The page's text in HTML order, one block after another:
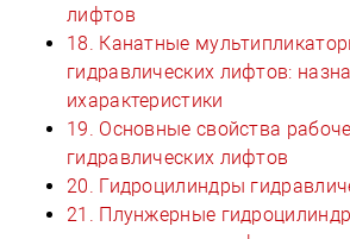
лифтов
18. Канатные
гидравлических лифтов:
ихарактеристики
19. Основные свойства
гидравлических лифтов
20. Гидроцилиндры
21. Плунжерные